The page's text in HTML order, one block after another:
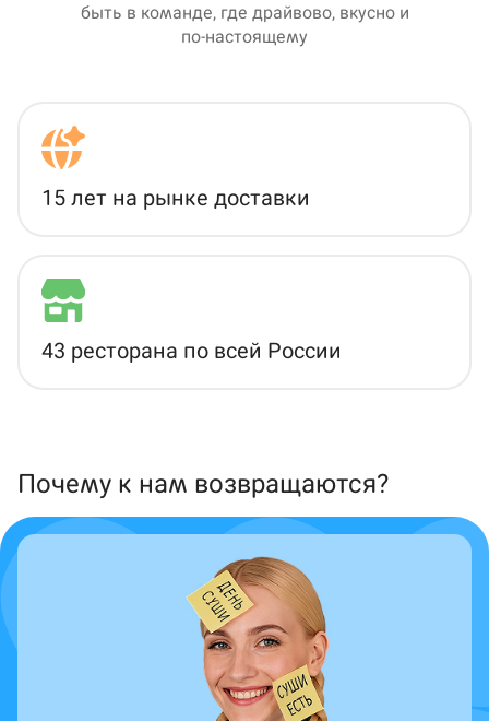
быть в команде, где драйвово, вкусно и
по‑настоящему
15 лет на рынке доставки
43 ресторана по всей России
Почему к нам возвращаются?